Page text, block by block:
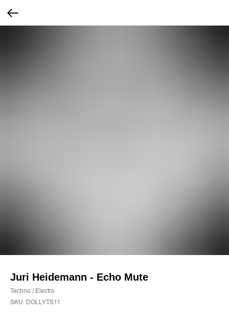
Juri Heidemann - Echo Mute
Techno / Electro
SKU: DOLLYTS11